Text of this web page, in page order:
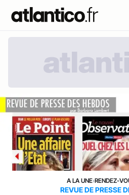
A LA UNE›RENDEZ-
REVUE DE PRESSE